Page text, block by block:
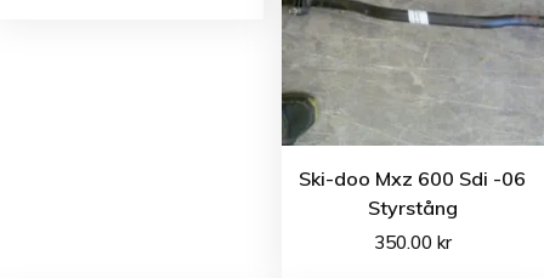
Ski-doo Mxz 600 Sdi -06
Styrstång
350.00 kr